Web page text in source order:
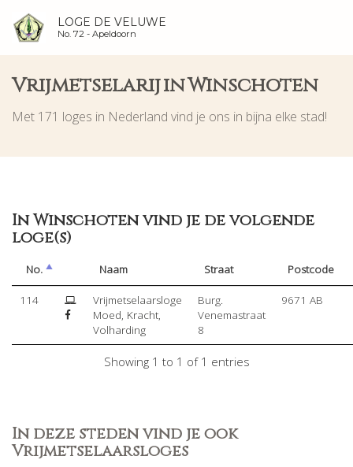
LOGE DE VELUWE
No. 72 -Apeldoorn
Vrijmetselarij in Winschoten
Met 171 loges in Nederland vind je ons in bijna elke stad!
In Winschoten vind je de volgende
loge(s)
No. Naam Straat Postcode
114
Vrijmetselaarsloge
Moed, Kracht,
Volharding
Burg.
Venemastraat
8
9671 AB
Showing 1 to 1 of 1 entries
In deze steden vind je ook
Vrijmetselaarsloges